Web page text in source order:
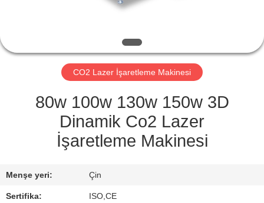
BIZE
ULAŞIN
SITE
HARITASI
CO2 Lazer İşaretleme Makinesi
80w 100w 130w 150w 3D
Dinamik Co2 Lazer
İşaretleme Makinesi
Menşe yeri: Çin
Sertifika: ISO,CE